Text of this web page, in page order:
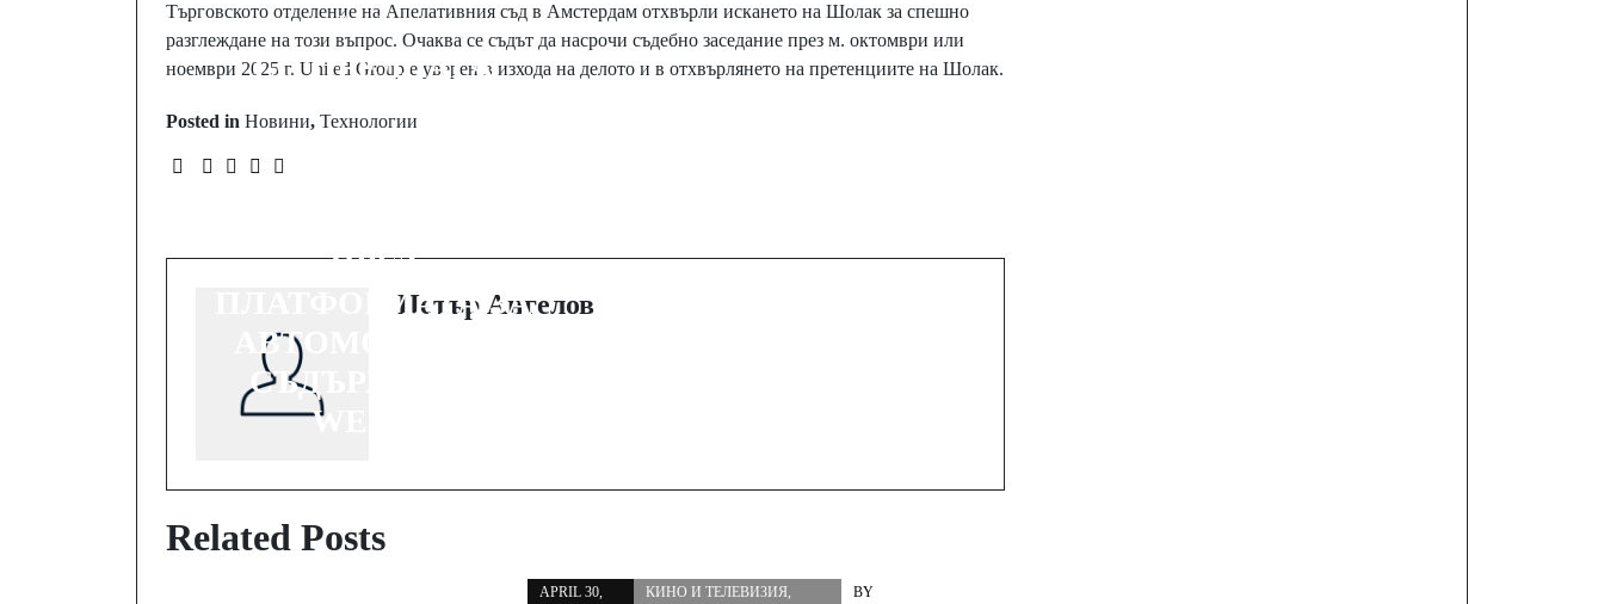
Търговското отделение на Апелативния съд в Амстердам отхвърли искането на Шолак за спешно
разглеждане на този въпрос. Очаква се съдът да насрочи съдебно заседание през м. октомври или
ноември 2025 г. United Group е уверен в изхода на делото и в отхвърлянето на претенциите на Шолак.
Posted in Новини, Технологии
Prev Post
LG ПРЕДЛАГА
ПРЕМИУМ
НОВИТЕ МОДЕЛИ
ЧРЕЗ
ПЛАТФОРМАТА ЗА
АВТОМОБИЛНО
СЪДЪРЖАНИЕ
WEBOS
намаление при
Петър Ангелов
Related Posts
APRIL 30,
КИНО И ТЕЛЕВИЗИЯ,
BY